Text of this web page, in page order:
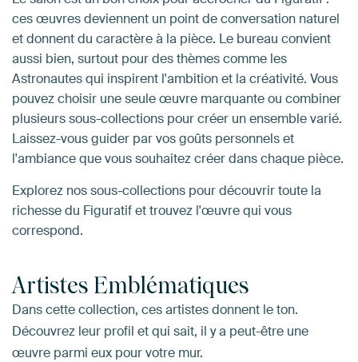
ces œuvres deviennent un point de conversation naturel
et donnent du caractère à la pièce. Le bureau convient
aussi bien, surtout pour des thèmes comme les
Astronautes qui inspirent l'ambition et la créativité. Vous
pouvez choisir une seule œuvre marquante ou combiner
plusieurs sous-collections pour créer un ensemble varié.
Laissez-vous guider par vos goûts personnels et
l'ambiance que vous souhaitez créer dans chaque pièce.
Explorez nos sous-collections pour découvrir toute la
richesse du Figuratif et trouvez l'œuvre qui vous
correspond.
Artistes Emblématiques
Dans cette collection, ces artistes donnent le ton.
Découvrez leur profil et qui sait, il y a peut-être une
œuvre parmi eux pour votre mur.